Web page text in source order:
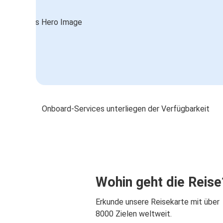
Onboard-Services unterliegen der Verfügbarkeit
Wohin geht die
Erkunde unsere Reisekarte mit über
8000 Zielen weltweit.